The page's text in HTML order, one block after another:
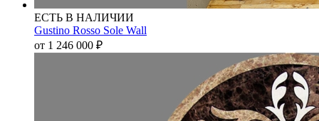
ЕСТЬ В НАЛИЧИИ
Gustino Rosso Sole Wall
от 1 246 000 ₽